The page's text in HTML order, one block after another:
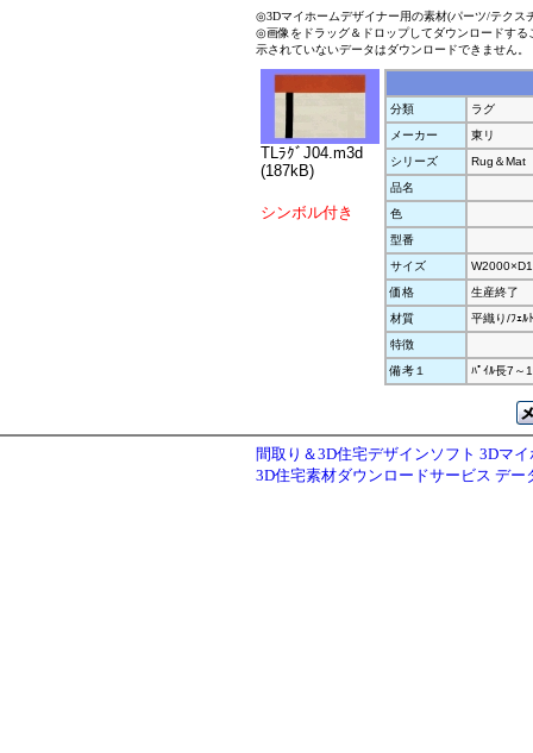
◎3Dマイホームデザイナー用の素材(パーツ/テクス
◎画像をドラッグ＆ドロップしてダウンロードす
示されていないデータはダウンロードできません。
TLﾗｸﾞJ04.m3d
(187kB)
シンボル付き
分類
ラグ
メーカー
東リ
シリーズ
Rug＆Mat
品名
色
型番
サイズ
価格
生産終了
材質
平織り/ﾌｪﾙ
特徴
備考１
ﾊﾟｲﾙ長7～
間取り＆3D住宅デザインソフト 3Dマ
3D住宅素材ダウンロードサービス デー